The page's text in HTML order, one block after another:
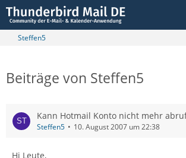
Steffen5
Beiträge von Steffen5
Kann Hotmail Konto nicht mehr
Steffen5 10. August 2007 um 22:38
Hi Leute,